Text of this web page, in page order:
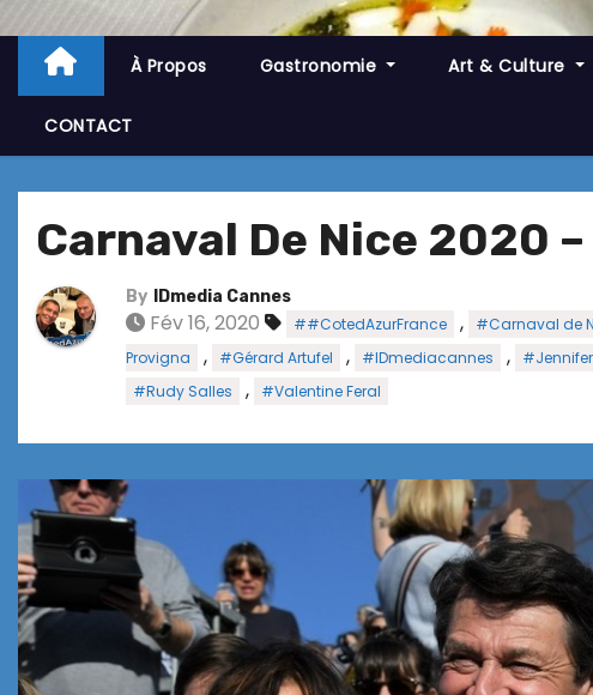
À Propos Gastronomie Art & Culture
CONTACT
Carnaval De Nice 2020
By IDmedia Cannes
Fév 16, 2020 ##CotedAzurFrance , #Carnaval de
Provigna
, #Gérard Artufel , #IDmediacannes ,
#Rudy Salles , #Valentine Feral